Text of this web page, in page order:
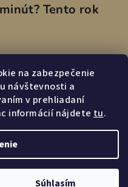
na zabezpečenie
návštevnosti a
v prehliadaní
informácií nájdete tu.
Súhlasím
Tento rok
práva vyhradené.